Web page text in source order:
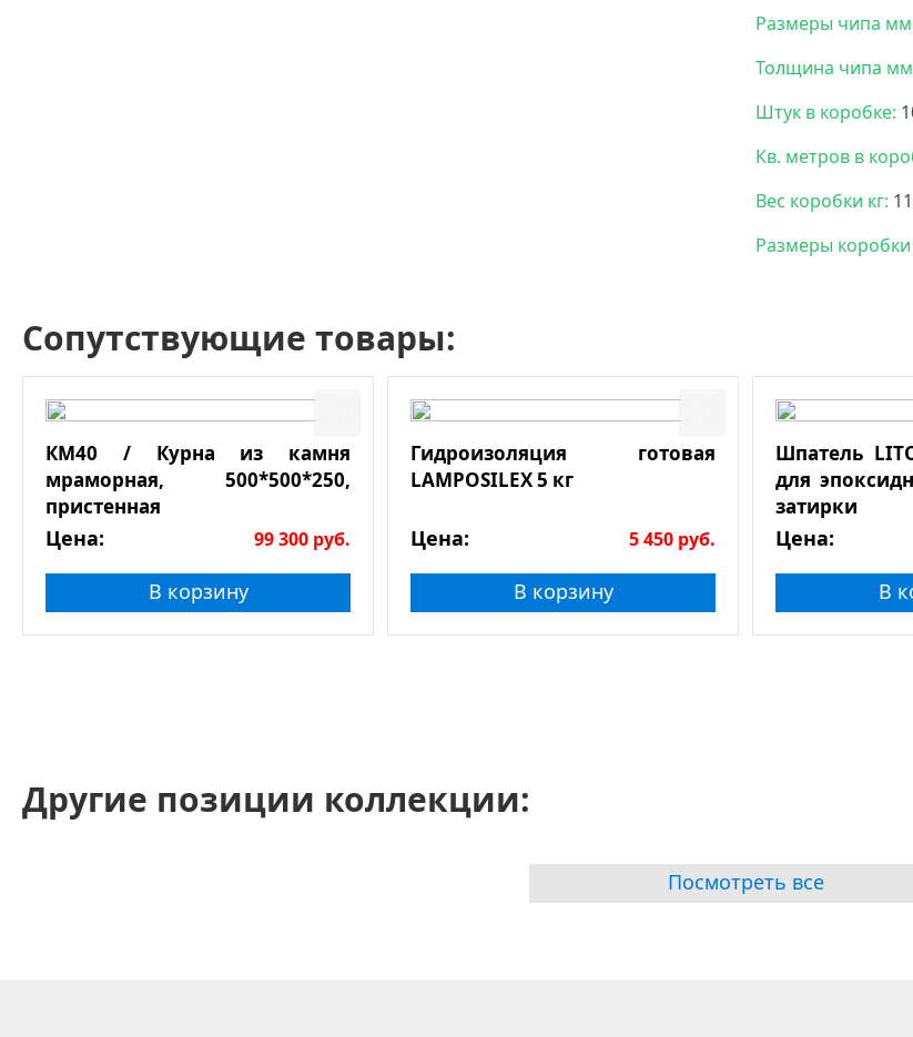
Размеры чипа
Толщина чипа
Штук в коробке:
Кв. метров в
Вес коробки кг: 11
Размеры
Сопутствующие товары:
КМ40 / Курна из камня
мраморная, 500*500*250,
пристенная
Цена: 99 300 руб.
В корзину
Гидроизоляция готовая
LAMPOSILEX 5 кг
Цена: 5 450 руб.
В корзину
Шпатель
для
затирки
Цена:
В
Другие позиции коллекции:
Посмотреть все